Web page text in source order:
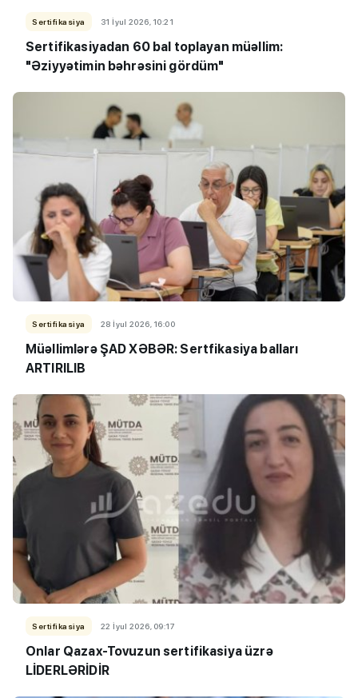
Sertifikasiya 31 İyul 2026, 10:21
Sertifikasiyadan 60 bal toplayan müəllim:
"Əziyyətimin bəhrəsini gördüm"
Sertifikasiya 28 İyul 2026, 16:00
Müəllimlərə ŞAD XƏBƏR: Sertfikasiya balları
ARTIRILIB
Sertifikasiya 22 İyul 2026, 09:17
Onlar Qazax-Tovuzun sertifikasiya üzrə
LİDERLƏRİDİR